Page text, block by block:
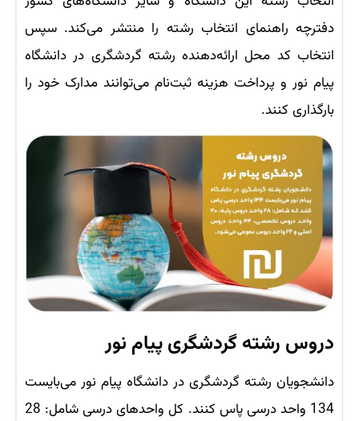
دفترچه راهنمای انتخاب رشته را منتشر می‌کند. سپس
انتخاب کد محل ارائه‌دهنده رشته گردشگری در دانشگاه
پیام نور و پرداخت هزینه ثبت‌نام می‌توانند مدارک خود را
بارگذاری کنند.
دروس رشته گردشگری پیام نور
دانشجویان رشته گردشگری در دانشگاه پیام نور می‌بایست
134 واحد درسی پاس کنند. کل واحدهای درسی شامل: 28